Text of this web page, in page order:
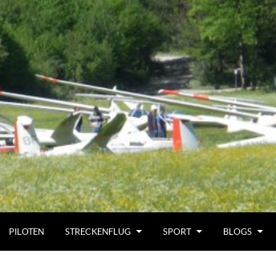
PILOTEN STRECKENFLUG SPORT BLOGS